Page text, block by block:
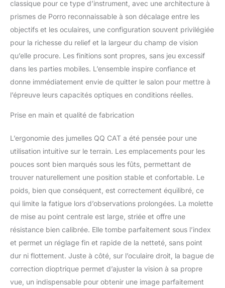
réalistes 【Facile à
régler】La surface de ces
jumelles est en
caoutchouc robuste,
offrant une prise en main
confortable et
antidérapante, et
résistante aux chocs. La
bague de mise au point
design ergonomique en
à régler，Un cadeau
anniversaire, Noël,
Halloween ou
Thanksgiving
【Utilisations multiples】
Jumelles étanches avec
courroie de transport,
idéales pour
l'observation terrestre, la
voile, l'observation
marine, l'observation de
la faune, les aventures
en plein air, le tourisme,
le ski de fond et toutes
classique pour ce type d’instrument, avec une architecture à
prismes de Porro reconnaissable à son décalage entre les
objectifs et les oculaires, une configuration souvent privilégiée
pour la richesse du relief et la largeur du champ de vision
qu’elle procure. Les finitions sont propres, sans jeu excessif
dans les parties mobiles. L’ensemble inspire confiance et
donne immédiatement envie de quitter le salon pour mettre à
l’épreuve leurs capacités optiques en conditions réelles.
Prise en main et qualité de fabrication
L’ergonomie des jumelles QQ CAT a été pensée pour une
utilisation intuitive sur le terrain. Les emplacements pour les
pouces sont bien marqués sous les fûts, permettant de
trouver naturellement une position stable et confortable. Le
poids, bien que conséquent, est correctement équilibré, ce
qui limite la fatigue lors d’observations prolongées. La molette
de mise au point centrale est large, striée et offre une
résistance bien calibrée. Elle tombe parfaitement sous l’index
et permet un réglage fin et rapide de la netteté, sans point
dur ni flottement. Juste à côté, sur l’oculaire droit, la bague de
correction dioptrique permet d’ajuster la vision à sa propre
vue, un indispensable pour obtenir une image parfaitement